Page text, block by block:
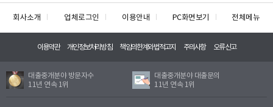
회사소개 업체로그인 이용안내 PC화면보기 전체메뉴
이용약관 개인정보처리방침 책임의한계와법적고지 주의사항 오류신고
대출중개분야 방문자수
11년 연속 1위
대출중개분야 대출문의
11년 연속 1위